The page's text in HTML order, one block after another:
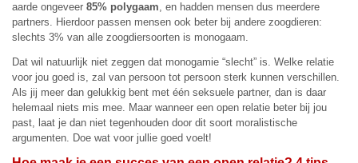
aarde ongeveer 85% polygaam, en hadden mensen dus meerdere
partners. Hierdoor passen mensen ook beter bij andere zoogdieren:
slechts 3% van alle zoogdiersoorten is monogaam.
Dat wil natuurlijk niet zeggen dat monogamie “slecht” is. Welke relatie
voor jou goed is, zal van persoon tot persoon sterk kunnen verschillen.
Als jij meer dan gelukkig bent met één seksuele partner, dan is daar
helemaal niets mis mee. Maar wanneer een open relatie beter bij jou
past, laat je dan niet tegenhouden door dit soort moralistische
argumenten. Doe wat voor jullie goed voelt!